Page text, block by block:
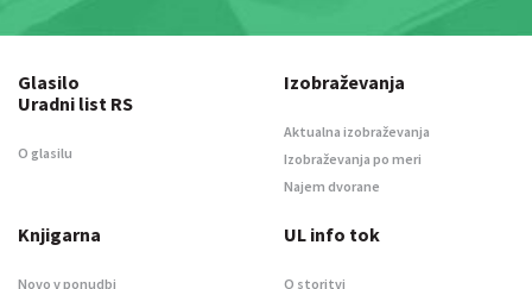
Glasilo
Uradni list RS
O glasilu
Izobraževanja
Aktualna izobraževanja
Izobraževanja po meri
Najem dvorane
Knjigarna
Novo v ponudbi
UL info tok
O storitvi